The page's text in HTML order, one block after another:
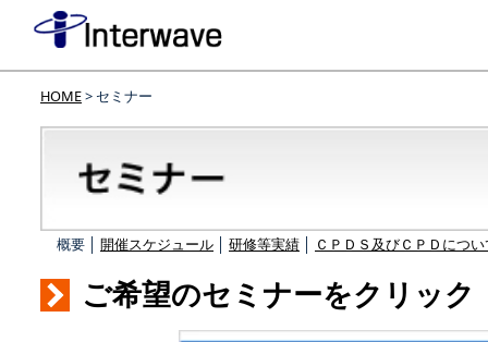
HOME> セミナー
概要 │ 開催スケジュール 研修等実績 ＣＰＤＳ及びＣＰＤにつ
ご希望のセミナーをクリック